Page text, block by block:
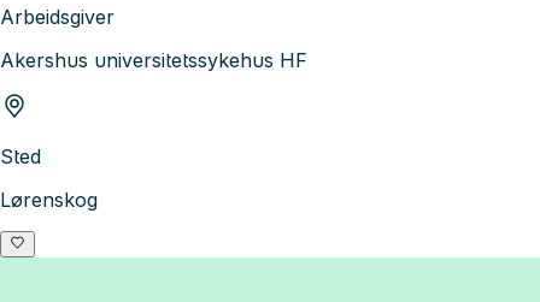
Arbeidsgiver
Akershus universitetssykehus HF
Sted
Lørenskog